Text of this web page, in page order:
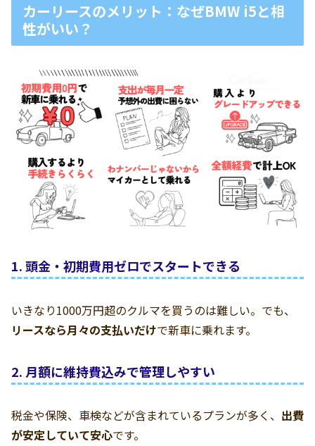
カーリースのメリット：なぜBMW i5と相
性がいい？
1. 頭金・初期費用ゼロでスタートできる
いきなり1000万円超のクルマを買うのは難しい。でも、
リースなら月々の支払いだけで新車に乗れます。
2. 月額に維持費込みで管理しやすい
税金や保険、車検などが含まれているプランが多く、 出費
が安定していて安心です。